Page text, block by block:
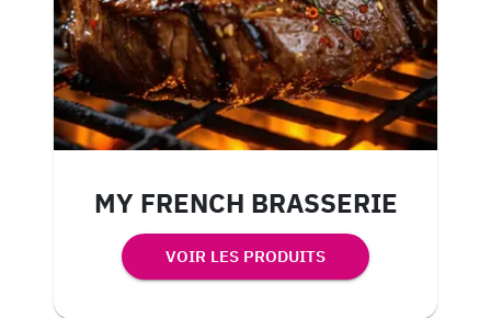
MY FRENCH BRASSERIE
VOIR LES PRODUITS